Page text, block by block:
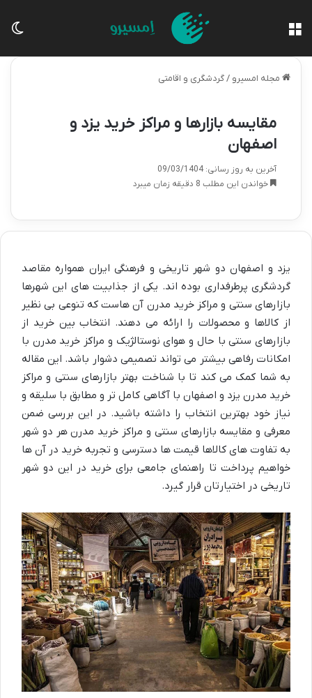
مجله امسیرو /گردشگری و اقامتی
مقایسه بازارها و مراکز خرید یزد و
اصفهان
آخرین به روز رسانی: 09/03/1404
خواندن این مطلب 8 دقیقه زمان میبرد
یزد و اصفهان دو شهر تاریخی و فرهنگی ایران همواره مقاصد
گردشگری پرطرفداری بوده اند. یکی از جذابیت های این شهرها
بازارهای سنتی و مراکز خرید مدرن آن هاست که تنوعی بی نظیر
از کالاها و محصولات را ارائه می دهند. انتخاب بین خرید از
بازارهای سنتی با حال و هوای نوستالژیک و مراکز خرید مدرن با
امکانات رفاهی بیشتر می تواند تصمیمی دشوار باشد. این مقاله
به شما کمک می کند تا با شناخت بهتر بازارهای سنتی و مراکز
خرید مدرن یزد و اصفهان با آگاهی کامل تر و مطابق با سلیقه و
نیاز خود بهترین انتخاب را داشته باشید. در این بررسی ضمن
معرفی و مقایسه بازارهای سنتی و مراکز خرید مدرن هر دو شهر
به تفاوت های کالاها قیمت ها دسترسی و تجربه خرید در آن ها
خواهیم پرداخت تا راهنمای جامعی برای خرید در این دو شهر
تاریخی در اختیارتان قرار گیرد.